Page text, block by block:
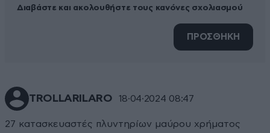
Διαβάστε και ακολουθήστε τους κανόνες σχολιασμού
ΠΡΟΣΘΗΚΗ
TROLLARILARO 18·04·2024 08:47
27 κατασκευαστές πλυντηρίων μαύρου χρήματος